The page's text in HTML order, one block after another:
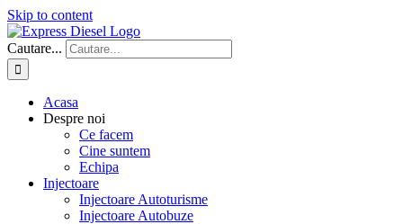
Skip to content
Cautare...
Acasa
Despre noi
Ce facem
Cine suntem
Echipa
Injectoare
Injectoare Autoturisme
Injectoare Autobuze